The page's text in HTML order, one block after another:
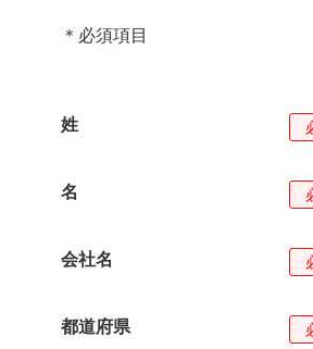
＊必須項目
姓
名
会社名
都道府県